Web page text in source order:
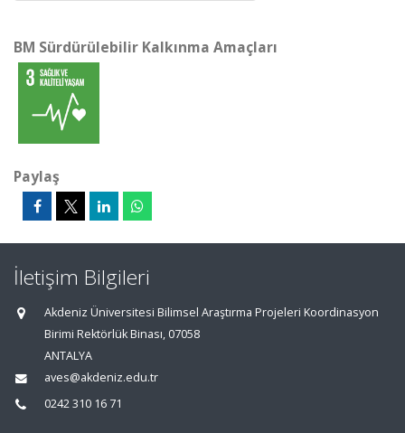
BM Sürdürülebilir Kalkınma Amaçları
Paylaş
İletişim Bilgileri
Akdeniz Üniversitesi Bilimsel Araştırma Projeleri Koordinasyon
Birimi Rektörlük Binası, 07058
ANTALYA
aves@akdeniz.edu.tr
0242 310 16 71